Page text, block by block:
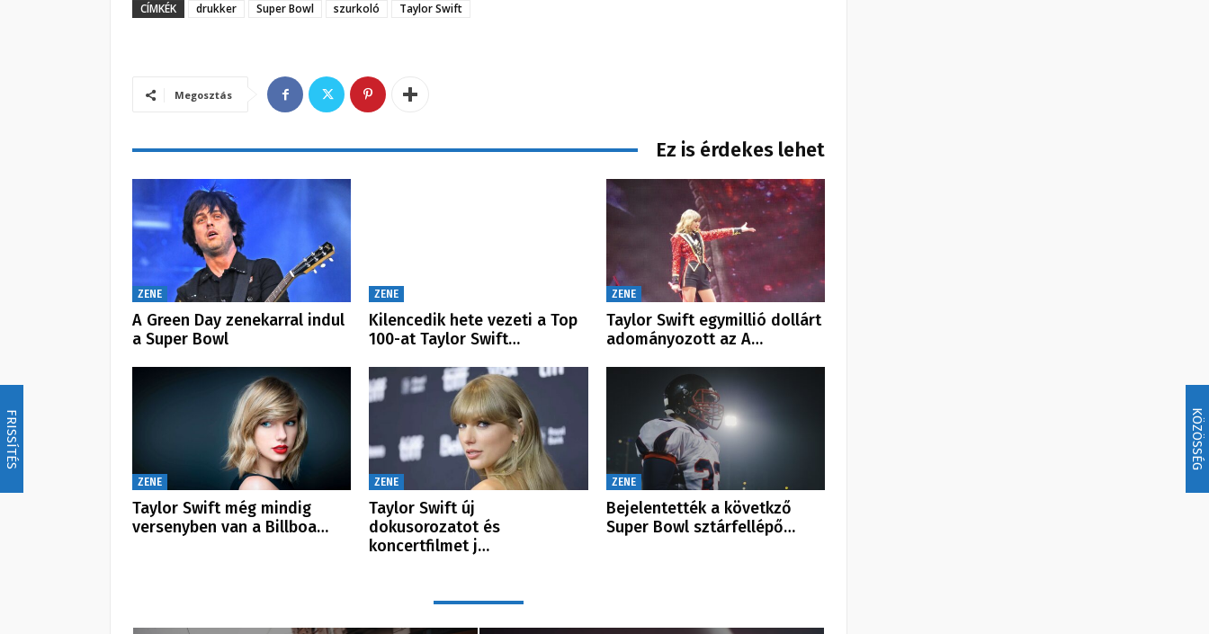
FRISSÍTÉS KÖZÖSSÉG
CÍMKÉK drukker Super Bowl szurkoló Taylor Swift
Megosztás
Ez is érdekes lehet
ZENE
A Green Day zenekarral indul
a Super Bowl
ZENE
Kilencedik hete vezeti a Top
100-at Taylor Swift…
ZENE
Taylor Swift egymillió dollárt
adományozott az A…
ZENE
Taylor Swift még mindig
versenyben van a Billboa…
ZENE
Taylor Swift új
dokusorozatot és
koncertfilmet j…
ZENE
Bejelentették a követkző
Super Bowl sztárfellépő…